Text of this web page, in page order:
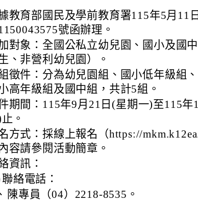
教育部國民及學前教育署115年5月11
號函辦理。
對象：全國公私立幼兒園、國小及國
、非營利幼兒園）。
徵件：分為幼兒園組、國小低年級組
高年級組及國中組，共計5組。
期間：115年9月21日(星期一)至115年
。
方式：採線上報名（https://
容請參閱活動簡章。
資訊：
聯絡電話：
陳專員（04）2218-8535。